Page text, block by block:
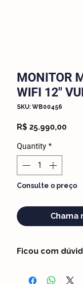
MONITOR
WIFI 12"
SKU: WB00456
R$ 25.990,00Price
Quantity *
Consulte o preço
Chama
Ficou com
whtasapp (47)